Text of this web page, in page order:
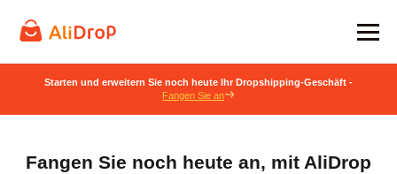
Starten und erweitern Sie noch heute Ihr Dropshipping-Geschäft -
Fangen Sie an
Fangen Sie noch heute an, mit AliDrop